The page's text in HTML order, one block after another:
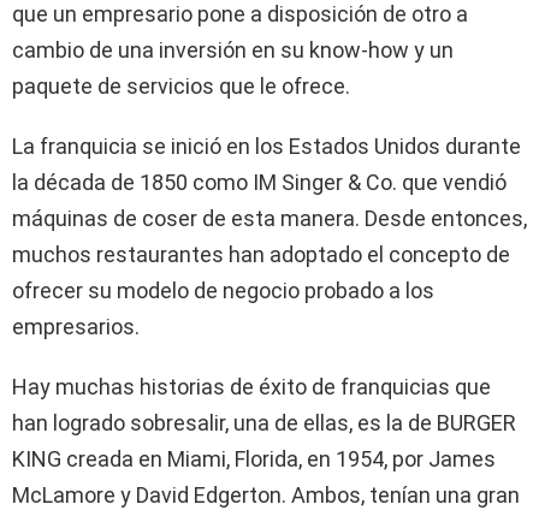
que un empresario pone a disposición de otro a
cambio de una inversión en su know-how y un
paquete de servicios que le ofrece.
La franquicia se inició en los Estados Unidos durante
la década de 1850 como IM Singer & Co. que vendió
máquinas de coser de esta manera. Desde entonces,
muchos restaurantes han adoptado el concepto de
ofrecer su modelo de negocio probado a los
empresarios.
Hay muchas historias de éxito de franquicias que
han logrado sobresalir, una de ellas, es la de BURGER
KING creada en Miami, Florida, en 1954, por James
McLamore y David Edgerton. Ambos, tenían una gran